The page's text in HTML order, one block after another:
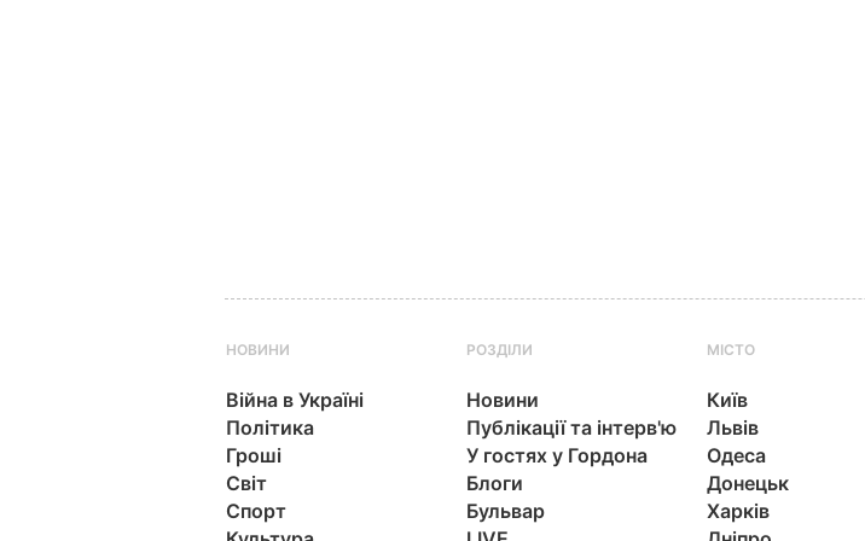
НОВИНИ
Війна в Україні
Політика
Гроші
Світ
Спорт
РОЗДІЛИ
Новини
Публікації та інтерв'ю
У гостях у Гордона
Блоги
Бульвар
МІСТО
Київ
Львів
Одеса
Донецьк
Харків